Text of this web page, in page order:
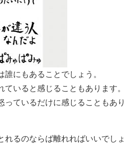
にもあることでしょう。
ていると感じることもあります。
っているだけに感じることもあり
れるのならば離れればいいでしょ